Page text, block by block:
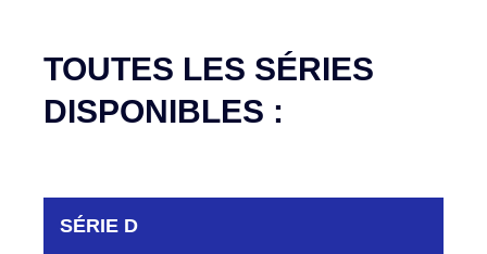
TOUTES LES SÉRIES
DISPONIBLES :
SÉRIE D